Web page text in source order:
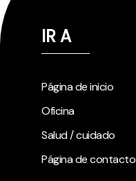
IR A
Página de inicio
Oficina
Salud / cuidado
Página de contacto